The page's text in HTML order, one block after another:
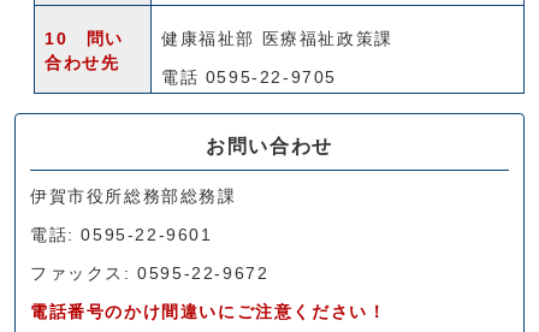
10 問い
合わせ先
健康福祉部 医療福祉政策課
電話 0595‐22‐9705
お問い合わせ
伊賀市役所総務部総務課
電話: 0595-22-9601
ファックス: 0595-22-9672
電話番号のかけ間違いにご注意ください！